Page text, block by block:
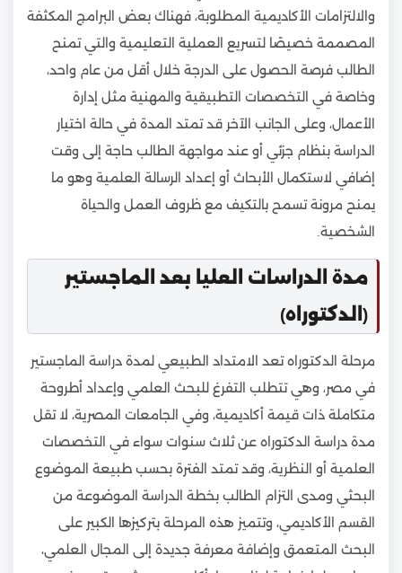
والالتزامات الأكاديمية المطلوبة، فهناك بعض البرامج المكثفة
المصممة خصيصًا لتسريع العملية التعليمية والتي تمنح
الطالب فرصة الحصول على الدرجة خلال أقل من عام واحد،
وخاصة في التخصصات التطبيقية والمهنية مثل إدارة
الأعمال، وعلى الجانب الآخر قد تمتد المدة في حالة اختيار
الدراسة بنظام جزئي أو عند مواجهة الطالب حاجة إلى وقت
إضافي لاستكمال الأبحاث أو إعداد الرسالة العلمية وهو ما
يمنح مرونة تسمح بالتكيف مع ظروف العمل والحياة
الشخصية.
مدة الدراسات العليا بعد الماجستير
(الدكتوراه)
مرحلة الدكتوراه تعد الامتداد الطبيعي لمدة دراسة الماجستير
في مصر، وهي تتطلب التفرغ للبحث العلمي وإعداد أطروحة
متكاملة ذات قيمة أكاديمية، وفي الجامعات المصرية، لا تقل
مدة دراسة الدكتوراه عن ثلاث سنوات سواء في التخصصات
العلمية أو النظرية، وقد تمتد الفترة بحسب طبيعة الموضوع
البحثي ومدى التزام الطالب بخطة الدراسة الموضوعة من
القسم الأكاديمي، وتتميز هذه المرحلة بتركيزها الكبير على
البحث المتعمق وإضافة معرفة جديدة إلى المجال العلمي،